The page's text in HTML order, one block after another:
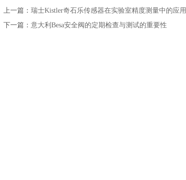
上一篇： 瑞士Kistler奇石乐传感器在实验室精度测量中的应用
下一篇： 意大利Besa安全阀的定期检查与测试的重要性